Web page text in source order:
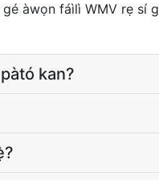
àwọn fáìlì WMV rẹ sí
kan?